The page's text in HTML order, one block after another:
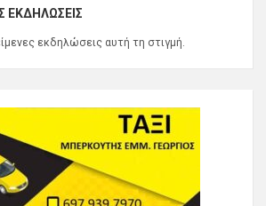
ΕΚΔΗΛΏΣΕΙΣ
εκδηλώσεις αυτή τη στιγμή.